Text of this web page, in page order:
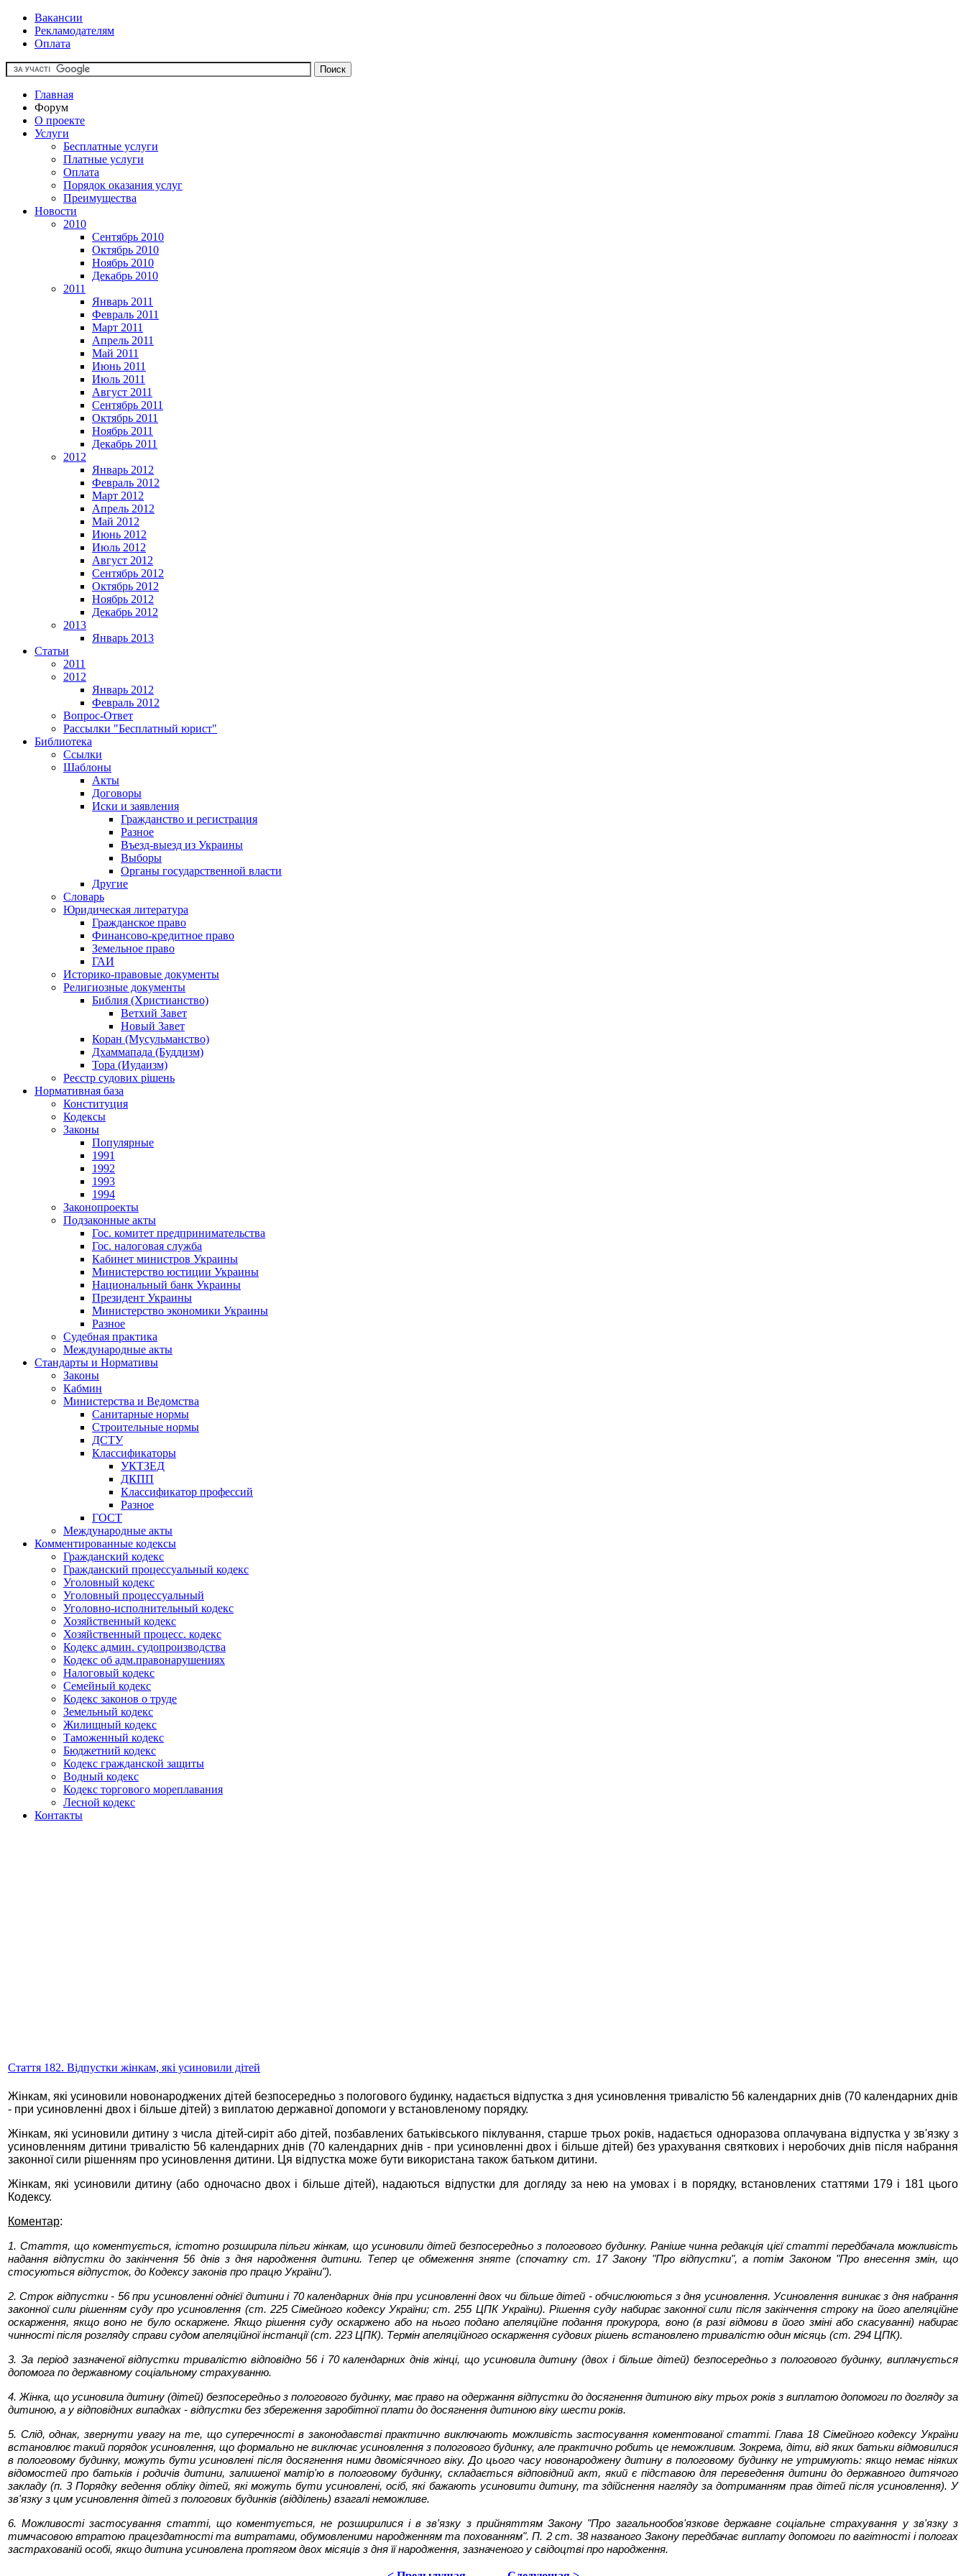
Вакансии
Рекламодателям
Оплата
Главная
Форум
О проекте
Услуги
Бесплатные услуги
Платные услуги
Оплата
Порядок оказания услуг
Преимущества
Новости
2010
Сентябрь 2010
Октябрь 2010
Ноябрь 2010
Декабрь 2010
2011
Январь 2011
Февраль 2011
Март 2011
Апрель 2011
Май 2011
Июнь 2011
Июль 2011
Август 2011
Сентябрь 2011
Октябрь 2011
Ноябрь 2011
Декабрь 2011
2012
Январь 2012
Февраль 2012
Март 2012
Апрель 2012
Май 2012
Июнь 2012
Июль 2012
Август 2012
Сентябрь 2012
Октябрь 2012
Ноябрь 2012
Декабрь 2012
2013
Январь 2013
Статьи
2011
2012
Январь 2012
Февраль 2012
Вопрос-Ответ
Рассылки "Бесплатный юрист"
Библиотека
Ссылки
Шаблоны
Акты
Договоры
Иски и заявления
Гражданство и регистрация
Разное
Въезд-выезд из Украины
Выборы
Органы государственной власти
Другие
Словарь
Юридическая литература
Гражданское право
Финансово-кредитное право
Земельное право
ГАИ
Историко-правовые документы
Религиозные документы
Библия (Христианство)
Ветхий Завет
Новый Завет
Коран (Мусульманство)
Дхаммапада (Буддизм)
Тора (Иудаизм)
Реєстр судових рішень
Нормативная база
Конституция
Кодексы
Законы
Популярные
1991
1992
1993
1994
Законопроекты
Подзаконные акты
Гос. комитет предпринимательства
Гос. налоговая служба
Кабинет министров Украины
Министерство юстиции Украины
Национальный банк Украины
Президент Украины
Министерство экономики Украины
Разное
Судебная практика
Международные акты
Стандарты и Нормативы
Законы
Кабмин
Министерства и Ведомства
Санитарные нормы
Строительные нормы
ДСТУ
Классификаторы
УКТЗЕД
ДКПП
Классификатор профессий
Разное
ГОСТ
Международные акты
Комментированные кодексы
Гражданский кодекс
Гражданский процессуальный кодекс
Уголовный кодекс
Уголовный процессуальный
Уголовно-исполнительный кодекс
Хозяйственный кодекс
Хозяйственный процесс. кодекс
Кодекс админ. судопроизводства
Кодекс об адм.правонарушениях
Налоговый кодекс
Семейный кодекс
Кодекс законов о труде
Земельный кодекс
Жилищный кодекс
Таможенный кодекс
Бюджетний кодекс
Кодекс гражданской защиты
Водный кодекс
Кодекс торгового мореплавания
Лесной кодекс
Контакты
Стаття 182. Відпустки жінкам, які усиновили дітей
Жінкам, які усиновили новонароджених дітей безпосередньо з пологового будинку, надається відпустка з дня усиновлення тривалістю 56 календарних днів (70 календарних днів
- при усиновленні двох і більше дітей) з виплатою державної допомоги у встановленому порядку.
Жінкам, які усиновили дитину з числа дітей-сиріт або дітей, позбавлених батьківського піклування, старше трьох років, надається одноразова оплачувана відпустка у зв'язку з
усиновленням дитини тривалістю 56 календарних днів (70 календарних днів - при усиновленні двох і більше дітей) без урахування святкових і неробочих днів після набрання
законної сили рішенням про усиновлення дитини. Ця відпустка може бути використана також батьком дитини.
Жінкам, які усиновили дитину (або одночасно двох і більше дітей), надаються відпустки для догляду за нею на умовах і в порядку, встановлених статтями 179 і 181 цього
Кодексу.
Коментар:
1. Стаття, що коментується, істотно розширила пільги жінкам, що усиновили дітей безпосередньо з пологового будинку. Раніше чинна редакція цієї статті передбачала можливість
надання відпустки до закінчення 56 днів з дня народження дитини. Тепер це обмеження зняте (спочатку ст. 17 Закону "Про відпустки", а потім Законом "Про внесення змін, що
стосуються відпусток, до Кодексу законів про працю України").
2. Строк відпустки - 56 при усиновленні однієї дитини і 70 календарних днів при усиновленні двох чи більше дітей - обчислюються з дня усиновлення. Усиновлення виникає з дня набрання
законної сили рішенням суду про усиновлення (ст. 225 Сімейного кодексу України; ст. 255 ЦПК України). Рішення суду набирає законної сили після закінчення строку на його апеляційне
оскарження, якщо воно не було оскаржене. Якщо рішення суду оскаржено або на нього подано апеляційне подання прокурора, воно (в разі відмови в його зміні або скасуванні) набирає
чинності після розгляду справи судом апеляційної інстанції (ст. 223 ЦПК). Термін апеляційного оскарження судових рішень встановлено тривалістю один місяць (ст. 294 ЦПК).
3. За період зазначеної відпустки тривалістю відповідно 56 і 70 календарних днів жінці, що усиновила дитину (двох і більше дітей) безпосередньо з пологового будинку, виплачується
допомога по державному соціальному страхуванню.
4. Жінка, що усиновила дитину (дітей) безпосередньо з пологового будинку, має право на одержання відпустки до досягнення дитиною віку трьох років з виплатою допомоги по догляду за
дитиною, а у відповідних випадках - відпустки без збереження заробітної плати до досягнення дитиною віку шести років.
5. Слід, однак, звернути увагу на те, що суперечності в законодавстві практично виключають можливість застосування коментованої статті. Глава 18 Сімейного кодексу України
встановлює такий порядок усиновлення, що формально не виключає усиновлення з пологового будинку, але практично робить це неможливим. Зокрема, діти, від яких батьки відмовилися
в пологовому будинку, можуть бути усиновлені після досягнення ними двомісячного віку. До цього часу новонароджену дитину в пологовому будинку не утримують: якщо немає ніяких
відомостей про батьків і родичів дитини, залишеної матір'ю в пологовому будинку, складається відповідний акт, який є підставою для переведення дитини до державного дитячого
закладу (п. 3 Порядку ведення обліку дітей, які можуть бути усиновлені, осіб, які бажають усиновити дитину, та здійснення нагляду за дотриманням прав дітей після усиновлення). У
зв'язку з цим усиновлення дітей з пологових будинків (відділень) взагалі неможливе.
6. Можливості застосування статті, що коментується, не розширилися і в зв'язку з прийняттям Закону "Про загальнообов'язкове державне соціальне страхування у зв'язку з
тимчасовою втратою працездатності та витратами, обумовленими народженням та похованням". П. 2 ст. 38 названого Закону передбачає виплату допомоги по вагітності і пологах
застрахованій особі, якщо дитина усиновлена протягом двох місяців з дня її народження, зазначеного у свідоцтві про народження.